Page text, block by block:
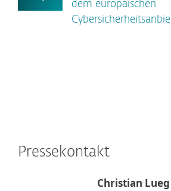
dem europäischen
Pressekontakt
Christian Lueg